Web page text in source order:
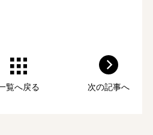
覧へ戻る 次の記事へ